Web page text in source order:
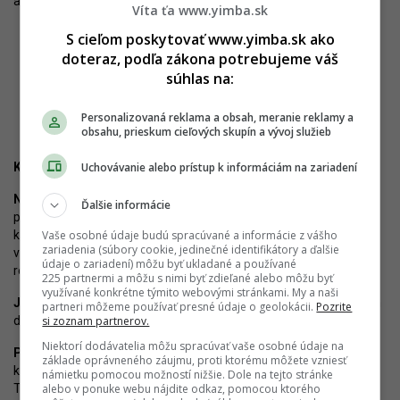
Zdroj: J&T Real Estate
Kde by bolo podľa Vás ideálne tento objekt umiestniť?
Nora Vranová:Kľúčová je dobrá dostupnosť MHD a miesto s
prirodzenou potrebou stretávať sa. Nech to znie akokoľvek ako
klišé, centrum mesta je stále prirodzenou križovatkou i
vyhľadávanou cieľovou destináciou pre stretávanie sa ľudí z
rôznych kútov Bratislavy.
Juraj Šujan: Videl by som ju najradšej na nábreží Dunaja, v pešom
dosahu centra mesta.
Peter Žalman:Priestor pred stanicou Nové Mesto dovolili
kompetentní zastavať. V pláne je električkové prepojenie Zátišie -
Tomášikova - Ružinovská. Priestor východne od stanice - to je
Víta ťa www.yimba.sk
S cieľom poskytovať www.yimba.sk ako
doteraz, podľa zákona potrebujeme váš
súhlas na:
Personalizovaná reklama a obsah, meranie reklamy a
obsahu, prieskum cieľových skupín a vývoj služieb
Uchovávanie alebo prístup k informáciám na zariadení
Ďalšie informácie
Vaše osobné údaje budú spracúvané a informácie z vášho
zariadenia (súbory cookie, jedinečné identifikátory a ďalšie
údaje o zariadení) môžu byť ukladané a používané
225 partnermi a môžu s nimi byť zdieľané alebo môžu byť
využívané konkrétne týmito webovými stránkami. My a naši
partneri môžeme používať presné údaje o geolokácii. Pozrite
si zoznam partnerov.
Niektorí dodávatelia môžu spracúvať vaše osobné údaje na
základe oprávneného záujmu, proti ktorému môžete vzniesť
námietku pomocou možností nižšie. Dole na tejto stránke
alebo v ponuke webu nájdite odkaz, pomocou ktorého